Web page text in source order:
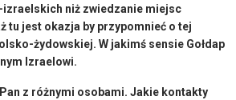
niż zwiedzanie miejsc
tu jest okazja by przypomnieć o tej
żydowskiej. W jakimś sensie Gołdap
Izraelowi.
z różnymi osobami. Jakie kontakty